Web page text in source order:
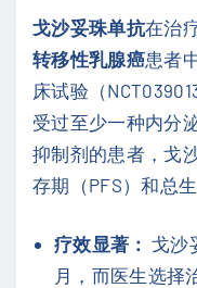
戈沙妥珠单抗在治
转移性乳腺癌患者
床试验（
受过至少一种内分
抑制剂的患者，戈
存期（PFS）和总生
疗效显著： 戈沙
月，而医生选择